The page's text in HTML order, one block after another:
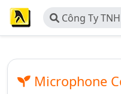
Công Ty
Cường
Microphone